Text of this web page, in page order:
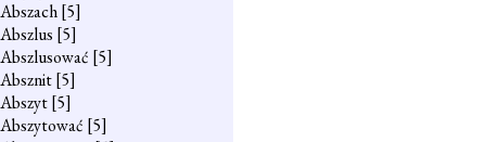
Abszach[5]
Abszlus [5]
Abszlusować [5]
Absznit[5]
Abszyt[5]
Abszytować [5]